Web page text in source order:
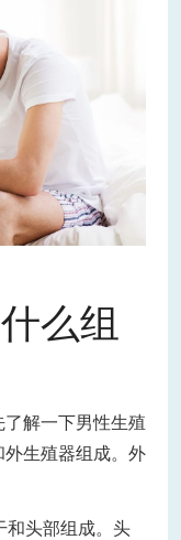
么组
解一下男性生殖
生殖器组成。外
和头部组成。头